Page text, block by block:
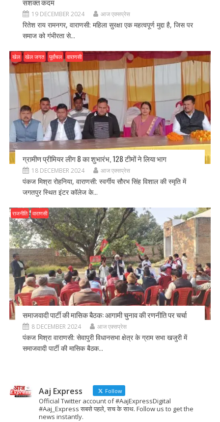
19 DECEMBER 2024 आज एक्सप्रेस
रितेश राय रामनगर, वाराणसी: महिला सुरक्षा एक महत्वपूर्ण मुद्दा है, जिस पर
समाज को गंभीरता से...
खेल खेल जगत पूर्वांचल वाराणसी
ग्रामीण प्रीमियर लीग 8 का शुभारंभ, 128 टीमों ने लिया भाग
18 DECEMBER 2024 आज एक्सप्रेस
पंकज मिश्रा रोहनिया, वाराणसी: स्वर्गीय सौरभ सिंह विशाल की स्मृति में
जगतपुर स्थित इंटर कॉलेज के...
राजनीति वाराणसी
समाजवादी पार्टी की मासिक बैठक: आगामी चुनाव की रणनीति पर चर्चा
8 DECEMBER 2024 आज एक्सप्रेस
पंकज मिश्रा वाराणसी: सेवापुरी विधानसभा क्षेत्र के ग्राम सभा खजुरी में
समाजवादी पार्टी की मासिक बैठक...
Aaj Express Follow
Official Twitter account of #AajExpressDigital
#Aaj_Express सबसे पहले, सच के साथ. Follow us to get the
news instantly.